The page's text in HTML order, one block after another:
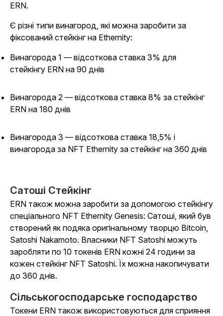
ERN.
Є різні типи винагород, які можна заробити за
фіксований стейкінг на Ethernity:
Винагорода 1 — відсоткова ставка 3% для
стейкінгу ERN на 90 днів
Винагорода 2 — відсоткова ставка 8% за стейкінг
ERN на 180 днів
Винагорода 3 — відсоткова ставка 18,5% і
винагорода за NFT Ethernity за стейкінг на 360 днів
Сатоші Стейкінг
ERN також можна заробити за допомогою стейкінгу
спеціального NFT Ethernity Genesis: Сатоші, який був
створений як подяка оригінальному творцю Bitcoin,
Satoshi Nakamoto. Власники NFT Satoshi можуть
заробляти по 10 токенів ERN кожні 24 години за
кожен стейкінг NFT Satoshi. Їх можна накопичувати
до 360 днів.
Сільськогосподарське господарство
Токени ERN також використовуються для сприяння